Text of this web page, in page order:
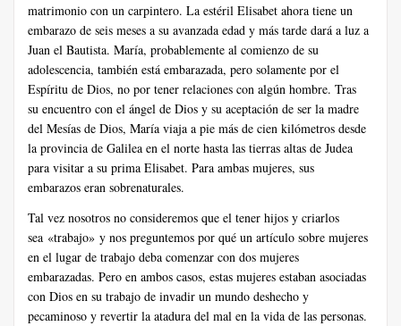
matrimonio con un carpintero. La estéril Elisabet ahora tiene un
embarazo de seis meses a su avanzada edad y más tarde dará a luz a
Juan el Bautista. María, probablemente al comienzo de su
adolescencia, también está embarazada, pero solamente por el
Espíritu de Dios, no por tener relaciones con algún hombre. Tras
su encuentro con el ángel de Dios y su aceptación de ser la madre
del Mesías de Dios, María viaja a pie más de cien kilómetros desde
la provincia de Galilea en el norte hasta las tierras altas de Judea
para visitar a su prima Elisabet. Para ambas mujeres, sus
embarazos eran sobrenaturales.
Tal vez nosotros no consideremos que el tener hijos y criarlos
sea «trabajo» y nos preguntemos por qué un artículo sobre mujeres
en el lugar de trabajo deba comenzar con dos mujeres
embarazadas. Pero en ambos casos, estas mujeres estaban asociadas
con Dios en su trabajo de invadir un mundo deshecho y
pecaminoso y revertir la atadura del mal en la vida de las personas.